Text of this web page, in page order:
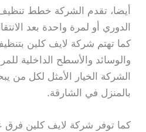
أيضا، تقدم الشركة خطط
الدوري أو لمرة واحدة بعد
كما تهتم شركة لايف كلين
والوسائد والأسطح الداخلية
الشركة الخيار الأمثل لكل من
بالمنزل في الشارقة.
كما توفر شركة لايف كلين فرق